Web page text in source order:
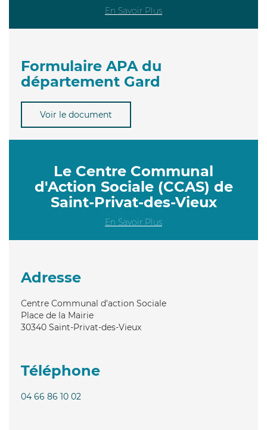
En Savoir Plus
Formulaire APA du
département Gard
Voir le document
Le Centre Communal
d'Action Sociale (CCAS) de
Saint-Privat-des-Vieux
En Savoir Plus
Adresse
Centre Communal d'action Sociale
Place de la Mairie
30340 Saint-Privat-des-Vieux
Téléphone
04 66 86 10 02